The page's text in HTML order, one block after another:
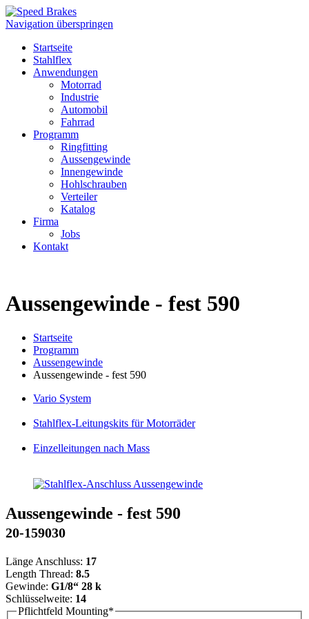
Navigation überspringen
Startseite
Stahlflex
Anwendungen
Motorrad
Industrie
Automobil
Fahrrad
Programm
Ringfitting
Aussengewinde
Innengewinde
Hohlschrauben
Verteiler
Katalog
Firma
Jobs
Kontakt
Aussengewinde - fest 590
Startseite
Programm
Aussengewinde
Aussengewinde - fest 590
Vario System
Stahlflex-Leitungskits für Motorräder
Einzelleitungen nach Mass
Aussengewinde - fest 590
20-159030
Länge Anschluss: 17
Length Thread: 8.5
Gewinde: G1/8“ 28 k
Schlüsselweite: 14
Pflichtfeld Mounting*